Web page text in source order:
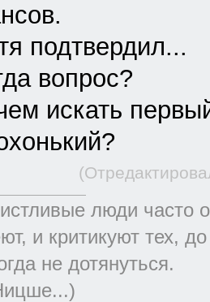
подтвердил...
вопрос?
искать
люди часто
и критикуют тех,
не дотянуться.